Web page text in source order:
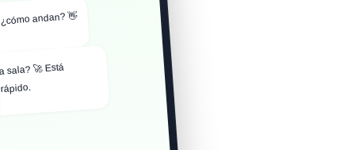
andan? 👋
sala? 🚀 Está